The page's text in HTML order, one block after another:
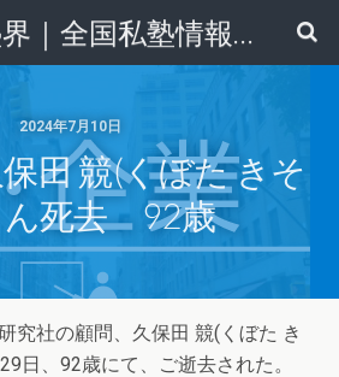
月刊私塾界｜全国私塾情報センター
2024年7月10日
保田 競(くぼた きそ
ん死去 92歳
究社の顧問、久保田 競(くぼた き
日、92歳にて、ご逝去された。